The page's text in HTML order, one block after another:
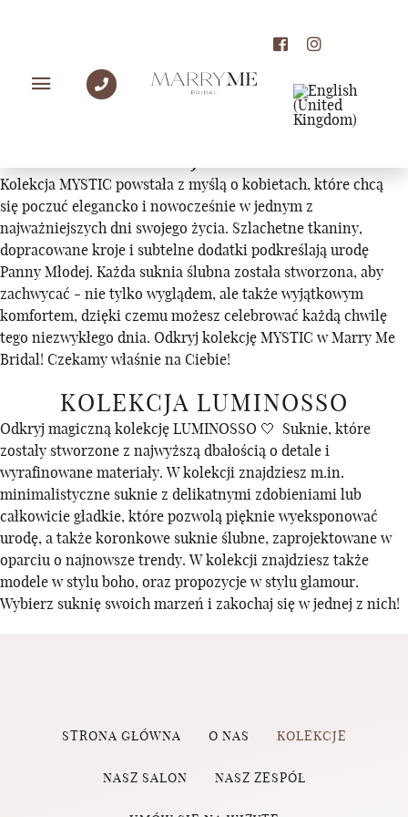
KOLEKCJE
Kolekcja MYSTIC powstała z myślą o kobietach, które chcą
się poczuć elegancko i nowocześnie w jednym z
najważniejszych dni swojego życia. Szlachetne tkaniny,
dopracowane kroje i subtelne dodatki podkreślają urodę
Panny Młodej. Każda suknia ślubna została stworzona, aby
zachwycać - nie tylko wyglądem, ale także wyjątkowym
komfortem, dzięki czemu możesz celebrować każdą chwilę
tego niezwykłego dnia. Odkryj kolekcję MYSTIC w Marry Me
Bridal! Czekamy właśnie na Ciebie!
KOLEKCJA LUMINOSSO
Odkryj magiczną kolekcję LUMINOSSO 🤍 Suknie, które
zostały stworzone z najwyższą dbałością o detale i
wyrafinowane materiały. W kolekcji znajdziesz m.in.
minimalistyczne suknie z delikatnymi zdobieniami lub
całkowicie gładkie, które pozwolą pięknie wyeksponować
urodę, a także koronkowe suknie ślubne, zaprojektowane w
oparciu o najnowsze trendy. W kolekcji znajdziesz także
modele w stylu boho, oraz propozycje w stylu glamour.
Wybierz suknię swoich marzeń i zakochaj się w jednej z nich!
STRONA GŁÓWNA O NAS KOLEKCJE
NASZ SALON NASZ ZESPÓŁ